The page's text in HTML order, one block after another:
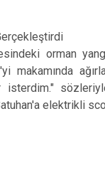
orman
elektrikli